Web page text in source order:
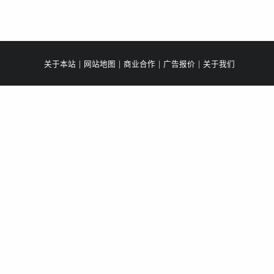
关于本站 | 网站地图 | 商业合作 | 广告报价 | 关于我们